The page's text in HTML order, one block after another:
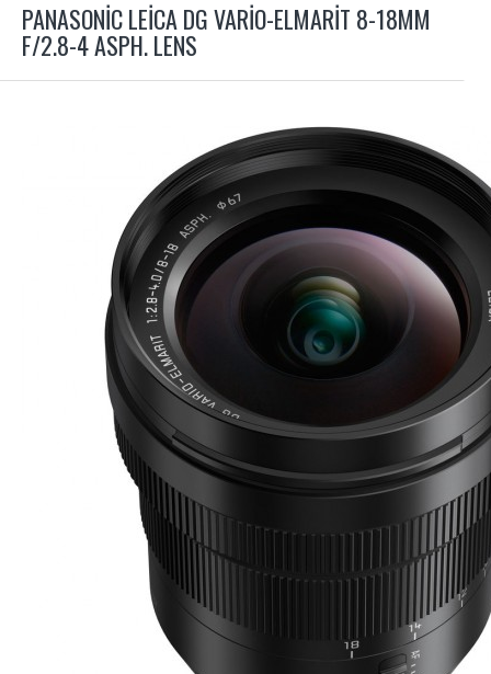
PANASONIC LEICA DG VARIO-ELMARIT 8-18MM
F/2.8-4 ASPH. LENS